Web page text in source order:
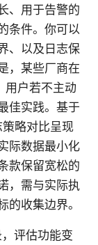
、用于告警的
条件。你可以
、以及日志保
，某些厂商在
用户若不主动
佳实践。基于
略对比呈现
际数据最小化
款保留宽松的
，需与实际执
的收集边界。
评估功能变